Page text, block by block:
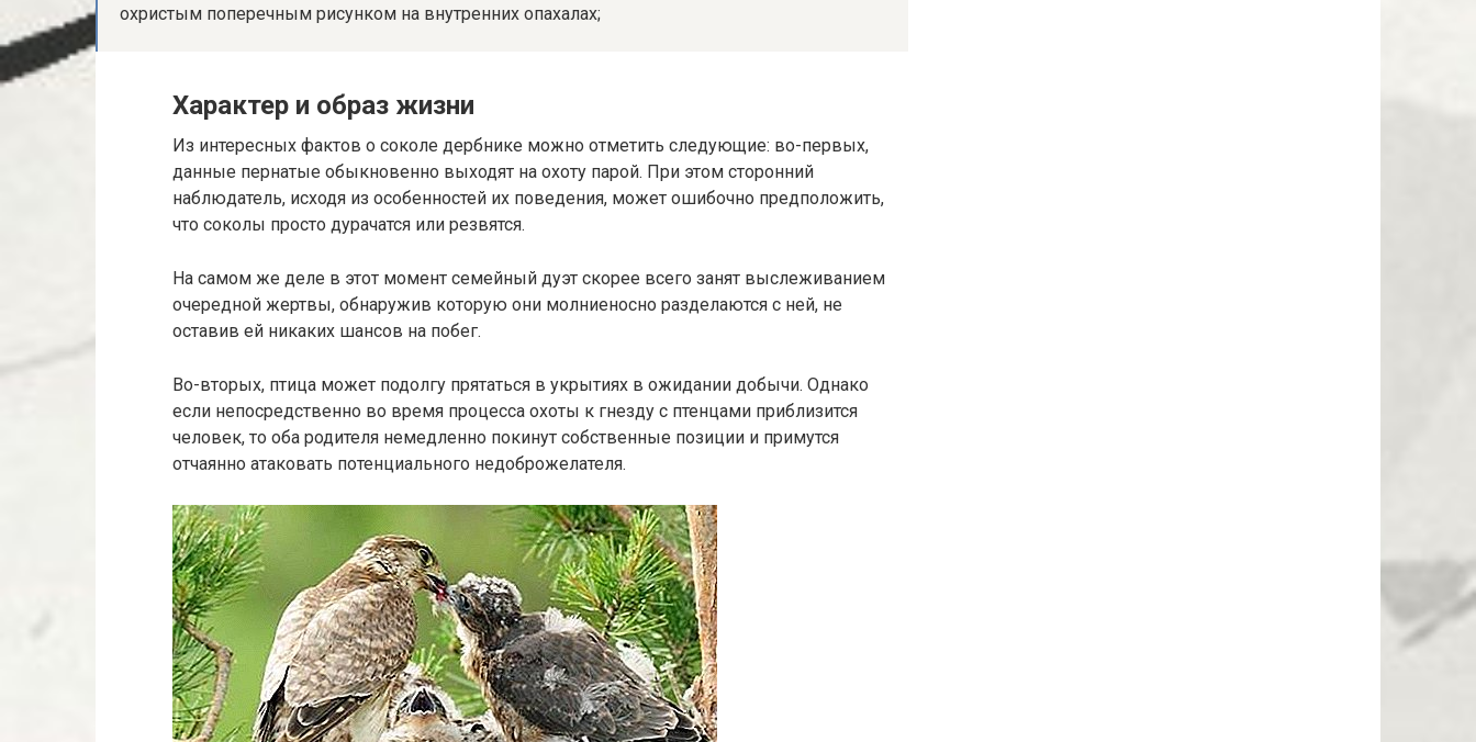
охристым поперечным рисунком на внутренних опахалах;
Характер и образ жизни
Из интересных фактов о соколе дербнике можно отметить следующие: во-первых,
данные пернатые обыкновенно выходят на охоту парой. При этом сторонний
наблюдатель, исходя из особенностей их поведения, может ошибочно предположить,
что соколы просто дурачатся или резвятся.
На самом же деле в этот момент семейный дуэт скорее всего занят выслеживанием
очередной жертвы, обнаружив которую они молниеносно разделаются с ней, не
оставив ей никаких шансов на побег.
Во-вторых, птица может подолгу прятаться в укрытиях в ожидании добычи. Однако
если непосредственно во время процесса охоты к гнезду с птенцами приблизится
человек, то оба родителя немедленно покинут собственные позиции и примутся
отчаянно атаковать потенциального недоброжелателя.